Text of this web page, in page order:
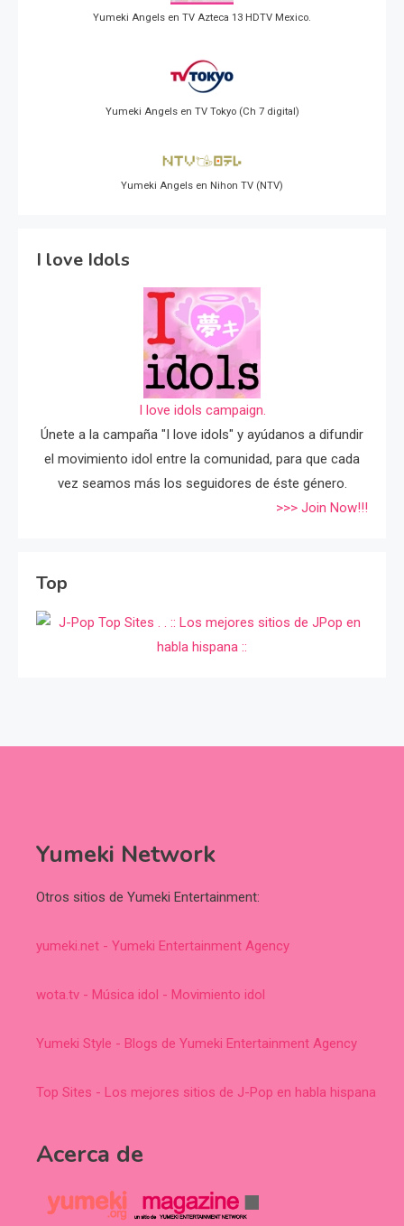
Yumeki Angels en TV Azteca 13 HDTV Mexico.
Yumeki Angels en TV Tokyo (Ch 7 digital)
Yumeki Angels en Nihon TV (NTV)
I love Idols
I love idols campaign.
Únete a la campaña "I love idols" y ayúdanos a difundir
el movimiento idol entre la comunidad, para que cada
vez seamos más los seguidores de éste género.
>>> Join Now!!!
Top
Yumeki Network
Otros sitios de Yumeki Entertainment:
yumeki.net - Yumeki Entertainment Agency
wota.tv - Música idol - Movimiento idol
Yumeki Style - Blogs de Yumeki Entertainment Agency
Top Sites - Los mejores sitios de J-Pop en habla hispana
Acerca de